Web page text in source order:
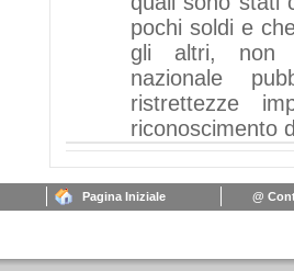
pochi soldi e
gli altri, non
nazionale
ristrettezze
riconoscimento
Pagina Iniziale
@